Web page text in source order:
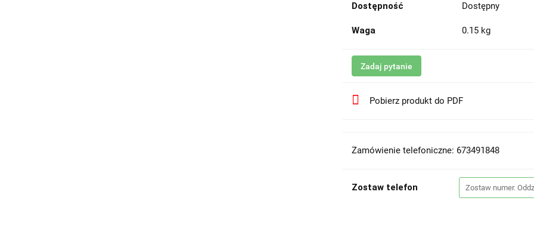
Dostępność Dostępny
Waga 0.15 kg
Zadaj pytanie
Pobierz produkt do PDF
Zamówienie telefoniczne: 673491848
Zostaw telefon